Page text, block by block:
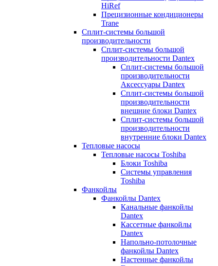
HiRef
Прецизионные кондиционеры
Trane
Сплит-системы большой
производительности
Сплит-системы большой
производительности Dantex
Сплит-системы большой
производительности
Аксессуары Dantex
Сплит-системы большой
производительности
внешние блоки Dantex
Сплит-системы большой
производительности
внутренние блоки Dantex
Тепловые насосы
Тепловые насосы Toshiba
Блоки Toshiba
Системы управления
Toshiba
Фанкойлы
Фанкойлы Dantex
Канальные фанкойлы
Dantex
Кассетные фанкойлы
Dantex
Напольно-потолочные
фанкойлы Dantex
Настенные фанкойлы